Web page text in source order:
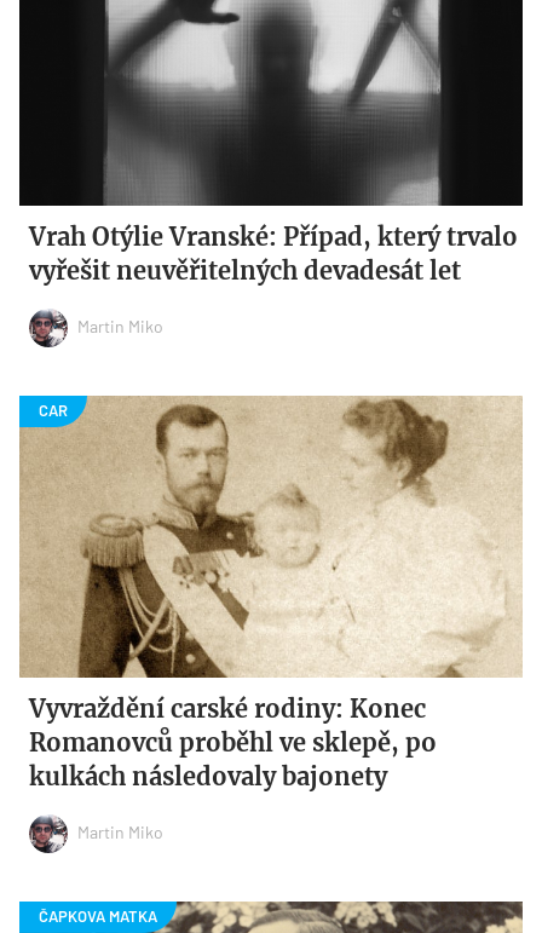
Vrah Otýlie Vranské: Případ, který trvalo
vyřešit neuvěřitelných devadesát let
Martin Miko
Vyvraždění carské rodiny: Konec
Romanovců proběhl ve sklepě, po
kulkách následovaly bajonety
Martin Miko